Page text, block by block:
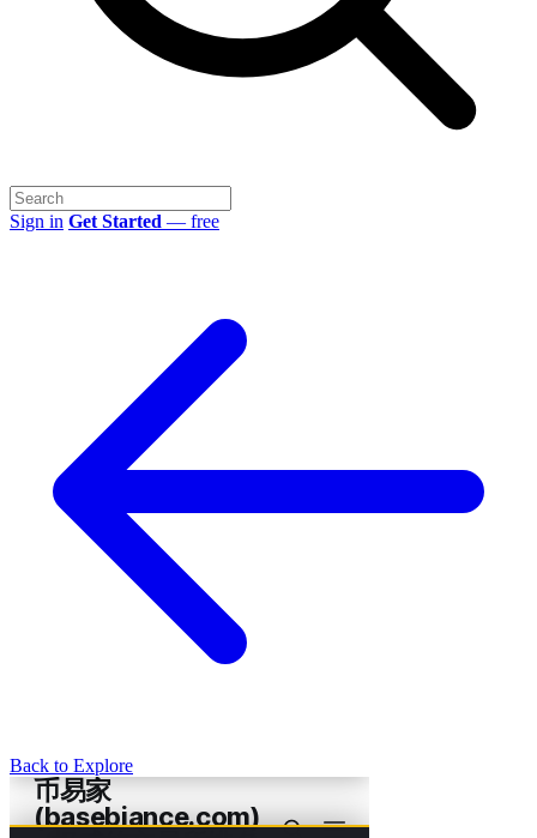
Sign in Get Started — free
Back to Explore